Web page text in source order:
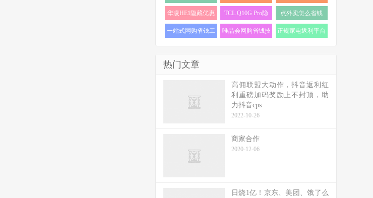
优惠券 (16)
利 (16)
(16)
华凌HE1隐藏优惠
券 (16)
TCL Q10G Pro隐
藏优惠券 (16)
点外卖怎么省钱
(16)
一站式网购省钱工
唯品会网购省钱技
正规家电返利平台
热门文章
高佣联盟大动作，抖音返利红
利重磅加码奖励上不封顶，助
力抖音cps
2022-10-26
商家合作
2020-12-06
日烧1亿！京东、美团、饿了么